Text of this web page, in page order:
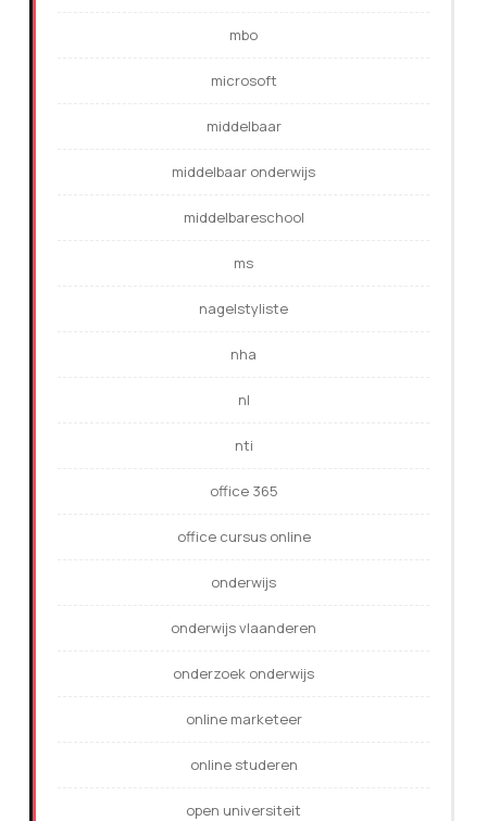
mbo
microsoft
middelbaar
middelbaar onderwijs
middelbareschool
ms
nagelstyliste
nha
nl
nti
office 365
office cursus online
onderwijs
onderwijs vlaanderen
onderzoek onderwijs
online marketeer
online studeren
open universiteit